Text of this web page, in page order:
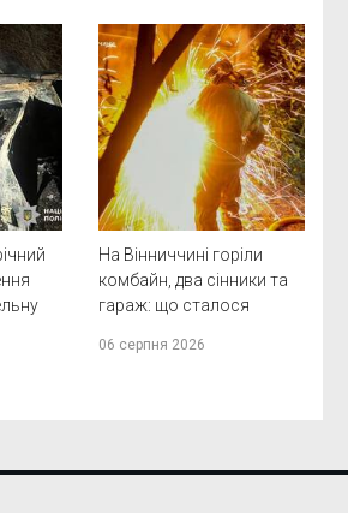
На Вінниччині горіли
комбайн, два сінники та
гараж: що сталося
06 серпня 2026